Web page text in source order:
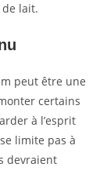
lait.
peut être une
certains
à l’esprit
limite pas à
devraient